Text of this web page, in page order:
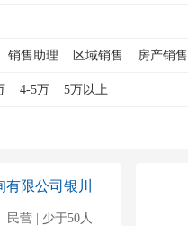
销售助理 区域销售 房产销售
售 钢材销售 信用卡销售
4-5万 5万以上
限公司银川
民营 | 少于50人